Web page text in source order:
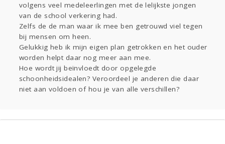
volgens veel medeleerlingen met de lelijkste jongen
van de school verkering had.
Zelfs de de man waar ik mee ben getrouwd viel tegen
bij mensen om heen.
Gelukkig heb ik mijn eigen plan getrokken en het ouder
worden helpt daar nog meer aan mee.
Hoe wordt jij beïnvloedt door opgelegde
schoonheidsidealen? Veroordeel je anderen die daar
niet aan voldoen of hou je van alle verschillen?